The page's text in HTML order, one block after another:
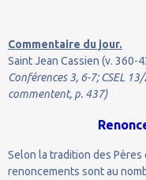
Commentaire du jour.
Saint Jean Cassien (v. 360-
Conférences 3, 6-7; CSEL
commentent, p. 437)
Selon la tradition des
renoncements sont au